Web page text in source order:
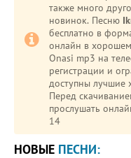
также много
новинок. Песню
бесплатно в
онлайн в хорошем качестве.
Onasi mp3 на
регистрации и
доступны лучшие
Перед
прослушать
14
НОВЫЕ ПЕСНИ: